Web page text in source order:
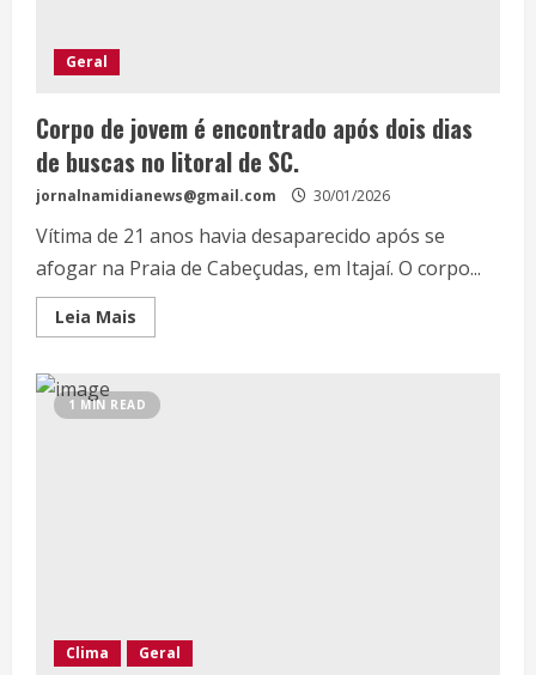
Geral
Corpo de jovem é encontrado após dois dias
de buscas no litoral de SC.
jornalnamidianews@gmail.com 30/01/2026
Vítima de 21 anos havia desaparecido após se
afogar na Praia de Cabeçudas, em Itajaí. O corpo...
Leia Mais
1 MIN READ
Clima Geral